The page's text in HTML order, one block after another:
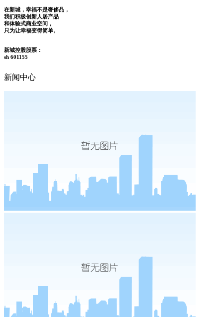
在新城，幸福不是奢侈品，
我们积极创新人居产品
和体验式商业空间，
只为让幸福变得简单。
新城控股股票：
sh 601155
新闻中心